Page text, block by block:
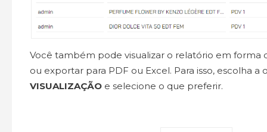
Você também pode visualizar o relatório em forma
ou exportar para PDF ou Excel. Para isso, escolha a
VISUALIZAÇÃO e selecione o que preferir.